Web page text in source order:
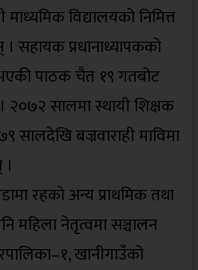
माध्यमिक विद्यालयको निमित्त
। सहायक प्रधानाध्यापकको
पाठक चैत १९ गतबोट
२०७२ सालमा स्थायी शिक्षक
बज्रवाराही माविमा
रहको अन्य प्राथमिक तथा
महिला नेतृत्वमा सञ्चालन
खानीगाउँको